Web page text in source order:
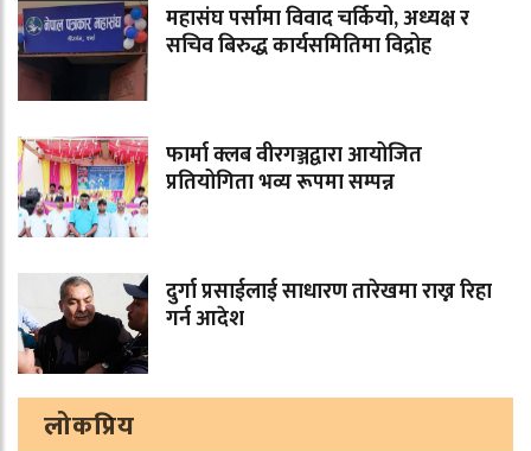
महासंघ पर्सामा विवाद चर्कियो, अध्यक्ष र
सचिव बिरुद्ध कार्यसमितिमा विद्रोह
फार्मा क्लब वीरगञ्जद्वारा आयोजित
प्रतियोगिता भव्य रूपमा सम्पन्न
दुर्गा प्रसाईलाई साधारण तारेखमा राख्न रिहा
गर्न आदेश
लोकप्रिय